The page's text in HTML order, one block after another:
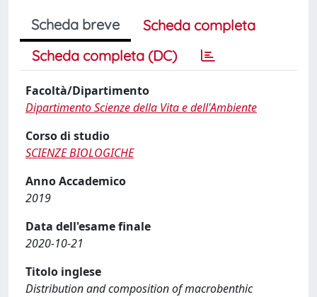
Scheda breve
Scheda completa
Scheda completa (DC)
Facoltà/Dipartimento
Dipartimento Scienze della Vita e dell'Ambiente
Corso di studio
SCIENZE BIOLOGICHE
Anno Accademico
2019
Data dell'esame finale
2020-10-21
Titolo inglese
Distribution and composition of macrobenthic